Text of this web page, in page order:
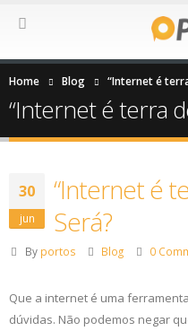
Home Blog “Internet é
“Internet é terra
30
jun
“Internet é
Será?
By portos Blog 0
Que a internet é uma
dúvidas. Não podemos negar